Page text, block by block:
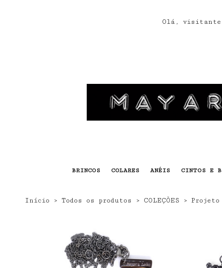
Olá,
BRINCOS COLARES ANÉIS CINTOS E
Início › Todos os produtos › COLEÇÕES › Projeto